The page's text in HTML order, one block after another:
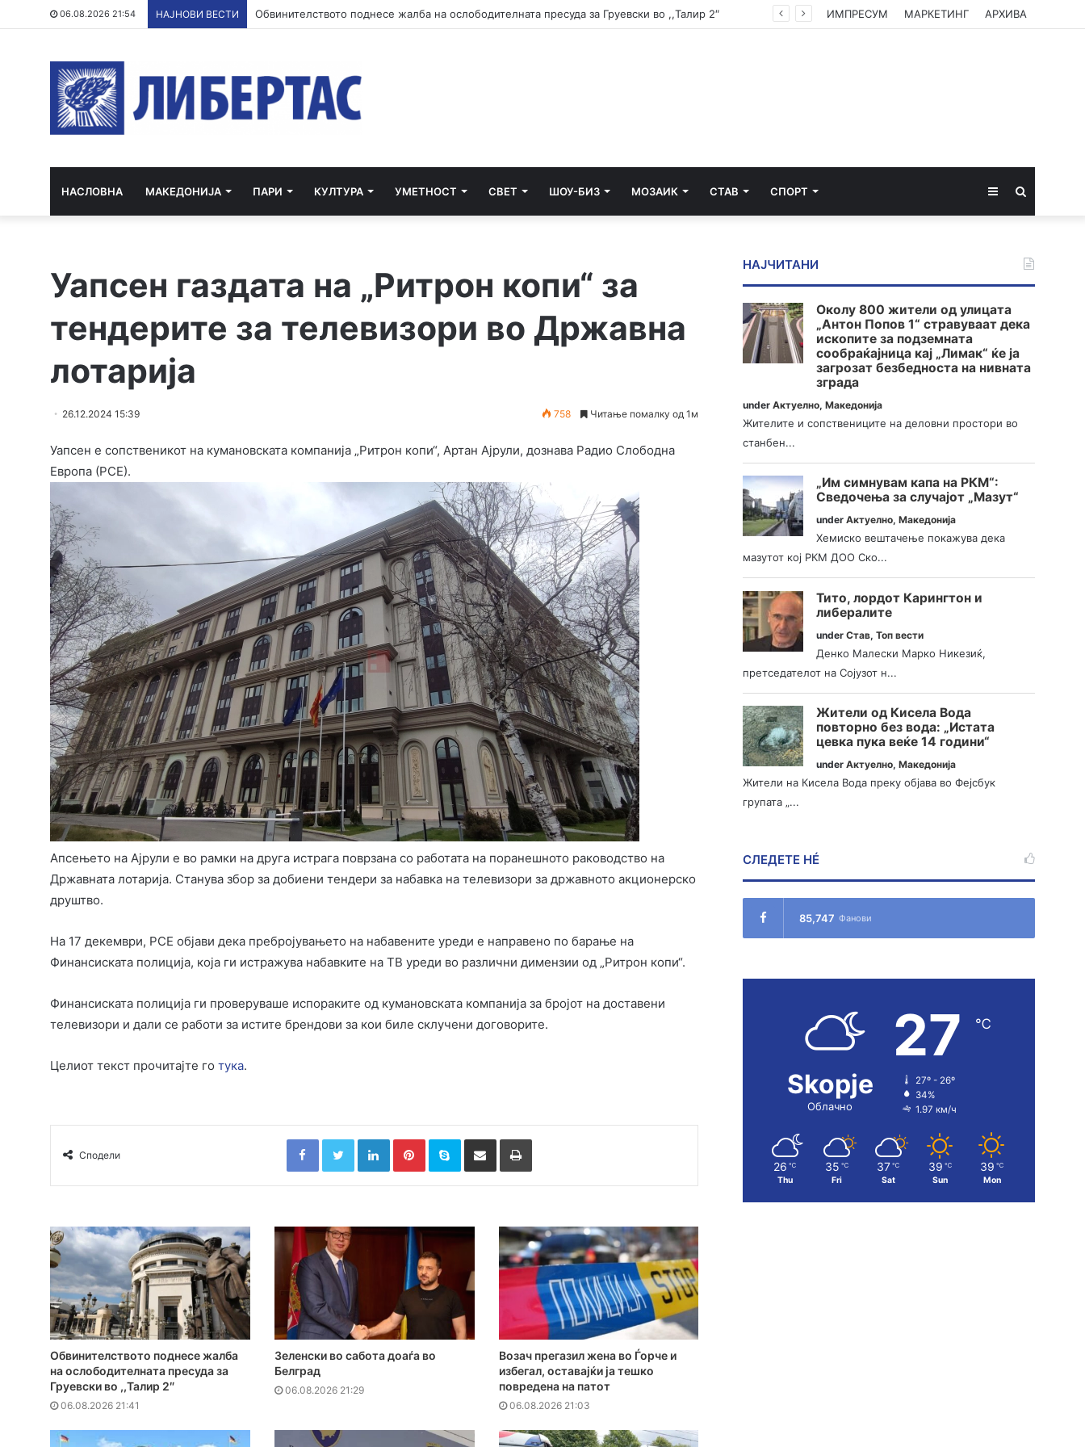
06.08.2026 21:54 НАЈНОВИ ВЕСТИ Обвинителството поднесе жалба на ослободителната пресуда за Груевски во ,,Талир 2″ ИМПРЕСУМ МАРКЕТИНГ АРХИВА
НАСЛОВНА МАКЕДОНИЈА ПАРИ КУЛТУРА УМЕТНОСТ СВЕТ ШОУ-БИЗ МОЗАИК СТАВ СПОРТ Sidebar
Уапсен газдата на „Ритрон копи“ за
тендерите за телевизори во Државна
лотарија
26.12.2024 15:39 758 Читање помалку од 1м
Уапсен е сопственикот на кумановската компанија „Ритрон копи“, Артан Ајрули, дознава Радио Слободна
Европа (РСЕ).
Апсењето на Ајрули е во рамки на друга истрага поврзана со работата на поранешното раководство на
Државната лотарија. Станува збор за добиени тендери за набавка на телевизори за државното акционерско
друштво.
На 17 декември, РСЕ објави дека пребројувањето на набавените уреди е направено по барање на
Финансиската полиција, која ги истражува набавките на ТВ уреди во различни димензии од „Ритрон копи“.
Финансиската полиција ги проверуваше испораките од кумановската компанија за бројот на доставени
телевизори и дали се работи за истите брендови за кои биле склучени договорите.
Целиот текст прочитајте го тука.
Сподели
FacebookTwitterLinkedInPinterestSkype Сподели преку Е-маил Испринтај
Обвинителството поднесе жалба
на ослободителната пресуда за
Груевски во ,,Талир 2″
06.08.2026 21:41
Зеленски во сабота доаѓа во
Белград
06.08.2026 21:29
Возач прегазил жена во Ѓорче и
избегал, оставајќи ја тешко
повредена на патот
06.08.2026 21:03
НАЈЧИТАНИ
Околу 800 жители од улицата
„Антон Попов 1“ стравуваат дека
ископите за подземната
сообраќајница кај „Лимак“ ќе ја
загрозат безбедноста на нивната
зграда
underАктуелно,Македонија
Жителите и сопствениците на деловни простори во
станбен...
„Им симнувам капа на РКМ“:
Сведочења за случајот „Мазут“
underАктуелно,Македонија
Хемиско вештачење покажува дека
мазутот кој РКМ ДОО Ско...
Тито, лордот Карингтон и
либералите
underСтав,Топ вести
Денко Малески Марко Никезиќ,
претседателот на Сојузот н...
Жители од Кисела Вода
повторно без вода: „Истата
цевка пука веќе 14 години“
underАктуелно,Македонија
Жители на Кисела Вода преку објава во Фејсбук
групата „...
СЛЕДЕТЕ НÉ
85,747 Фанови
Skopje
Облачно
27 ℃
27º - 26º
34%
1.97 км/ч
26 ℃
Thu
35 ℃
Fri
37 ℃
Sat
39 ℃
Sun
39 ℃
Mon